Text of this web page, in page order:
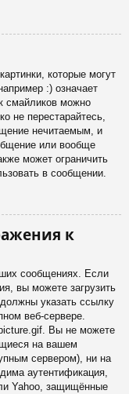
которые могут
:) означает
смайликов можно
не перестарайтесь,
нечитаемым, и
или вообще
может ограничить
в сообщении.
к
сообщениях. Если
вы можете загрузить
указать ссылку
веб-сервере.
Вы не можете
на вашем
сервером), ни на
аутентификация,
Yahoo, защищённые